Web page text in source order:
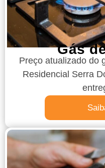
Gás
Preço atualizado do
Residencial Serra